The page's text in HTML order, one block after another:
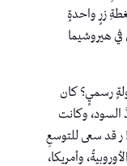
زرٍ واحدةٍ
قتلت ٢٢٠,٠٠٠ إنسانٍ في هيروشيما
رسميٍ؟ كان
السود، وكانت
ر قد سعى للتوسعِ
وأمريكا،